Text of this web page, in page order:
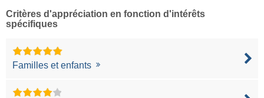
Critères d'appréciation en fonction d'intérêts
spécifiques
Familles et enfants